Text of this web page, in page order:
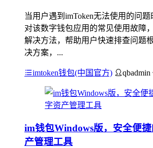
当用户遇到imToken无法使用的问
对该数字钱包应用的常见使用故障
解决方法，帮助用户快速排查问题
决方案，...
imtoken钱包(中国官方) qbadmin
im钱包Windows版，安全便
产管理工具